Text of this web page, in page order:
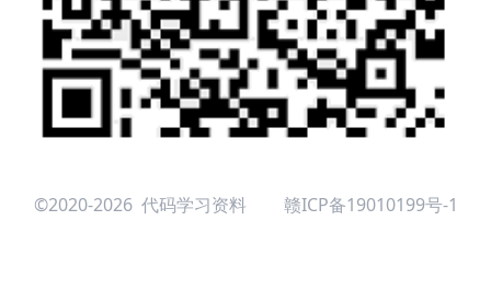
©2020-2026 代码学习资料 赣ICP备19010199号-1